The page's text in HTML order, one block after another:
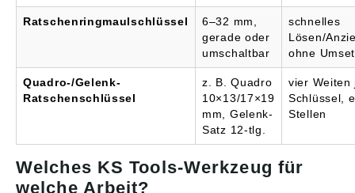
Ratschenringmaulschlüssel
6–32 mm,
gerade oder
umschaltbar
schnelles
Lösen/
ohne
Quadro-/Gelenk-
Ratschenschlüssel
z. B. Quadro
10×13/17×19
mm, Gelenk-
Satz 12-tlg.
vier Weiten
Schlüssel,
Stellen
Welches KS Tools-Werkzeug für
welche Arbeit?